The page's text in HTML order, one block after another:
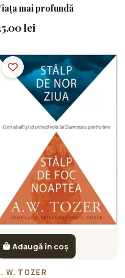
mai profundă
lei
Adaugă în coș
W. TOZER